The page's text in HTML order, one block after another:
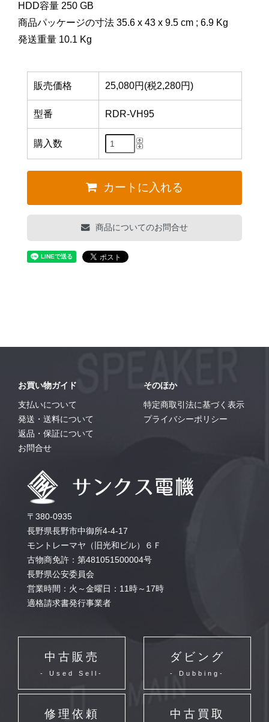
HDD容量 250 GB
商品パッケージの寸法 35.6 x 43 x 9.5 cm ; 6.9 Kg
発送重量 10.1 Kg
販売価格 25,080円(税2,280円)
型番 RDR-VH95
購入数
カートに入れる
商品についてのお問合せ
お買い物ガイド
支払いについて
発送・送料について
返品・保証について
お問合せ
そのほか
特定商取引法に基づく表示
プライバシーポリシー
〒380-0935
長野県長野市中御所4-4-17
モントレーマヤ（旧光和ビル）６Ｆ
古物商免許：第481051500004号
長野県公安委員会
営業時間：火～金曜日：11時～17時
適格請求書発行事業者
中古販売
- Used Sell-
ダビング
- Dubbing-
修理依頼 中古買取